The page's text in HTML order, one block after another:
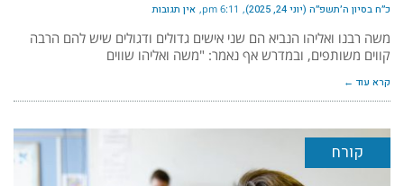
כ״ח בסיון ה׳תשפ״ה (יוני 24, 2025) 6:11 pm אין תגובות
משה רבנו ואליהו הנביא הם שני אישים גדולים ודגולים שיש להם הרבה
קווים משותפים, ובמדרש אף נאמר: "משה ואליהו שווים
קרא עוד ←
קורח